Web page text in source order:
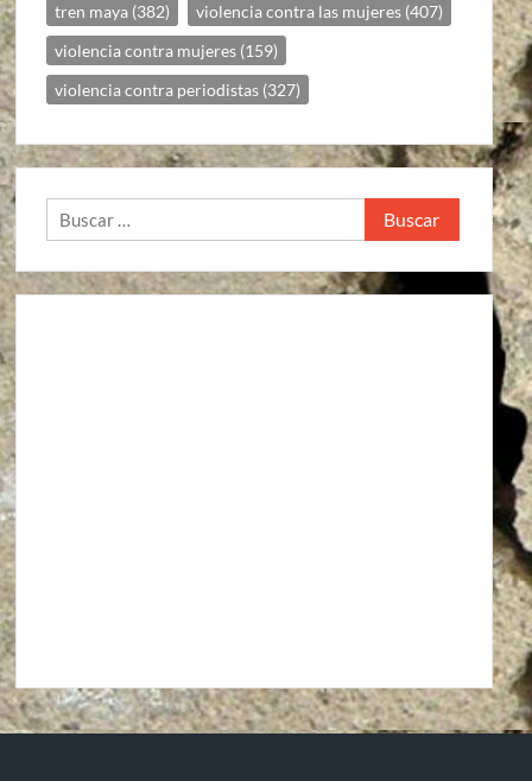
tren maya (382) violencia contra las mujeres (407)
violencia contra mujeres (159)
violencia contra periodistas (327)
Buscar:
Carreteras Oaxaca-Costa y Oaxaca-Istmo
Carreteras Oaxaca-Costa y Oaxaca-Istmo
Corredor transversal Manzanillo-Tampico